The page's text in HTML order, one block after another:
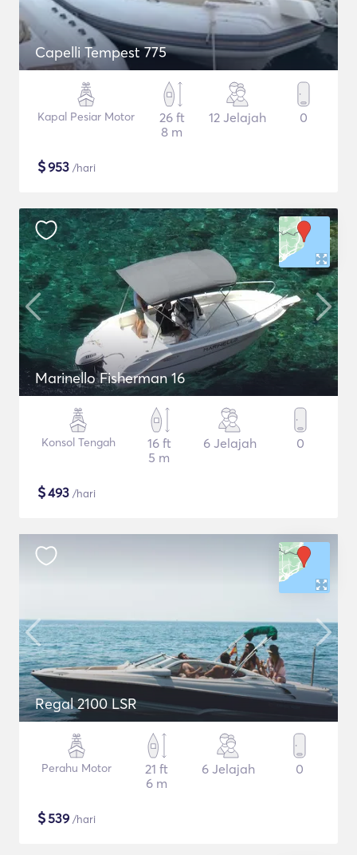
Capelli Tempest 775
Kapal Pesiar Motor
26 ft
8 m
12 Jelajah 0
$953 /hari
Marinello Fisherman 16
Konsol Tengah
16 ft
5 m
6 Jelajah 0
$493 /hari
Regal 2100 LSR
Perahu Motor
21 ft
6 m
6 Jelajah 0
$539 /hari